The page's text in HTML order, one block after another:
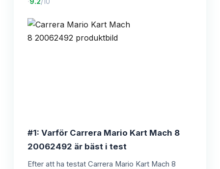
#1: Varför Carrera Mario Kart Mach 8
20062492 är bäst i test
Efter att ha testat Carrera Mario Kart Mach 8